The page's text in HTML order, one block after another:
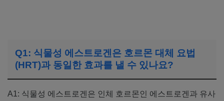
Q1: 식물성 에스트로겐은 호르몬 대체 요법
(HRT)과 동일한 효과를 낼 수 있나요?
A1: 식물성 에스트로겐은 인체 호르몬인 에스트로겐과 유사